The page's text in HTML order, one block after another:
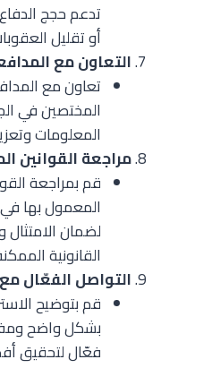
تدعم حجج
أو تقليل
التعاون مع
تعاون مع
المختصين في
المعلومات
مراجعة القوانين
قم بمراجعة
المعمول بها في
لضمان الامتثال
القانونية
التواصل الفعّال
قم بتوضيح
بشكل واضح
فعّال لتحقيق